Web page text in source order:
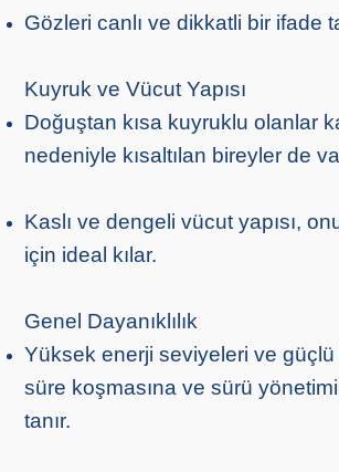
Gözleri canlı ve dikkatli bir ifade
Kuyruk ve Vücut Yapısı
Doğuştan kısa kuyruklu olanlar
nedeniyle kısaltılan bireyler de
Kaslı ve dengeli vücut yapısı,
için ideal kılar.
Genel Dayanıklılık
Yüksek enerji seviyeleri ve güçlü
süre koşmasına ve sürü
tanır.